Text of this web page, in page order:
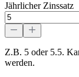
Jährlicher Zinssatz
Z.B. 5 oder 5.5.
werden.